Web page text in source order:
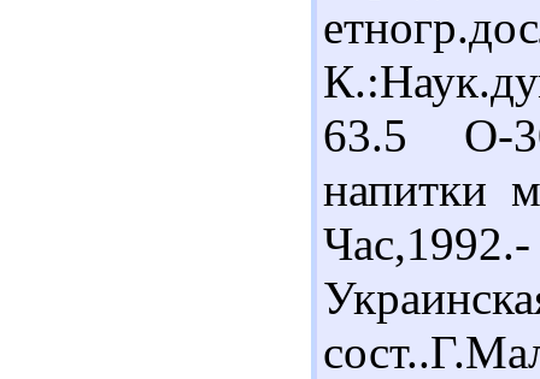
63.5 О-
напитки